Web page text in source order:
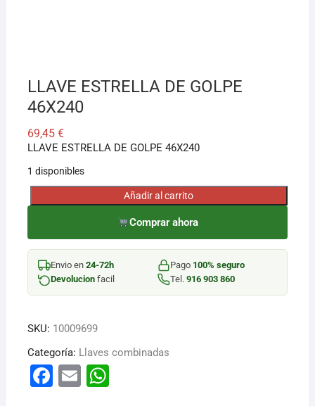
LLAVE ESTRELLA DE GOLPE
46X240
69,45 €
LLAVE ESTRELLA DE GOLPE 46X240
1 disponibles
LLAVE
DE
GOLPE
46X240
cantidad
Añadir al carrito
Comprar ahora
Envio en 24-72h Pago 100% seguro
Devolucionfacil Tel. 916 903 860
SKU: 10009699
Categoría: Llaves combinadas
F E W